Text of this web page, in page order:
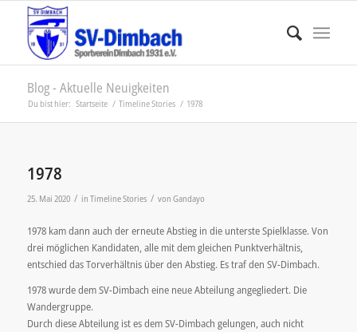
Blog - Aktuelle Neuigkeiten
Du bist hier: Startseite / Timeline Stories / 1978
1978
25. Mai 2020 / in Timeline Stories / von Gandayo
1978 kam dann auch der erneute Abstieg in die unterste Spielklasse. Von
drei möglichen Kandidaten, alle mit dem gleichen Punktverhältnis,
entschied das Torverhältnis über den Abstieg. Es traf den SV-Dimbach.
1978 wurde dem SV-Dimbach eine neue Abteilung angegliedert. Die
Wandergruppe.
Durch diese Abteilung ist es dem SV-Dimbach gelungen, auch nicht